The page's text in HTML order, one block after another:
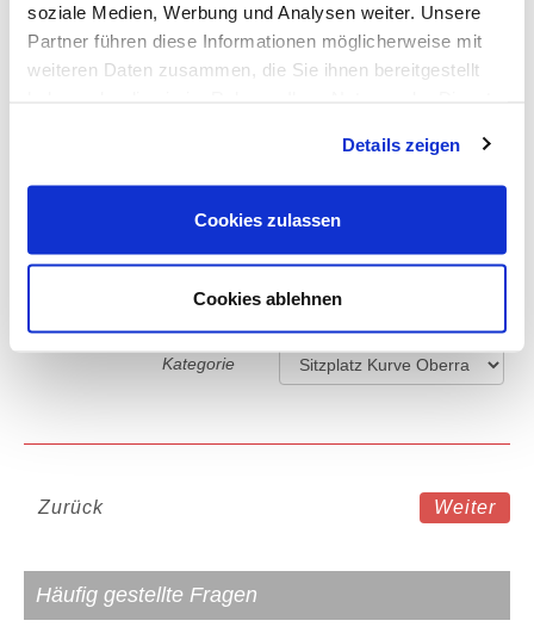
soziale Medien, Werbung und Analysen weiter. Unsere
Partner führen diese Informationen möglicherweise mit
weiteren Daten zusammen, die Sie ihnen bereitgestellt
Details zeigen
Cookies zulassen
Cookies ablehnen
Verpflegung
4 Sterne Hotel in Mailand
D
Ticketkategorie.
Kategorie
Zurück Weiter
Häufig gestellte Fragen